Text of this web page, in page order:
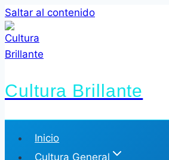
Saltar al contenido
Cultura Brillante
Inicio
Cultura General